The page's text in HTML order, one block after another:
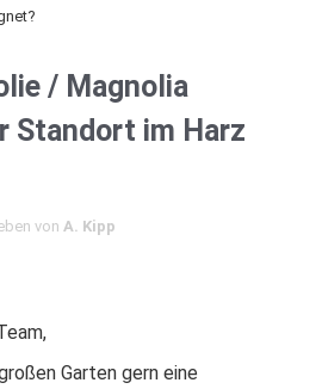
/ Magnolia
Standort im Harz
von A. Kipp
Garten gern eine